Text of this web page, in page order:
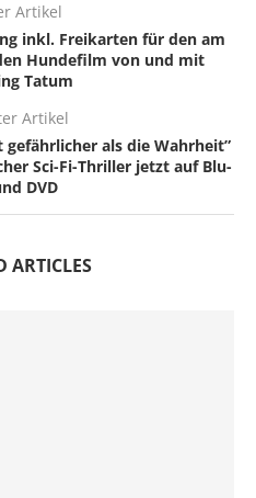
Artikel
inkl. Freikarten für den am
Hundefilm von und mit
Tatum
Artikel
gefährlicher als die Wahrheit”
Sci-Fi-Thriller jetzt auf Blu-
DVD
ARTICLES